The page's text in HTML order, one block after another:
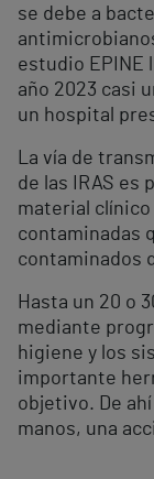
se debe a
estudio EPINE
año 2023 casi
un hospital
La vía de
de las IRAS
material
contaminadas
contaminados
Hasta un 20 o
mediante
higiene y los
importante
objetivo. De
manos, una